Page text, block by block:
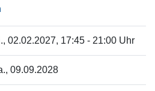
, 02.02.2027, 17:45 - 21:00 Uhr
, 09.09.2028